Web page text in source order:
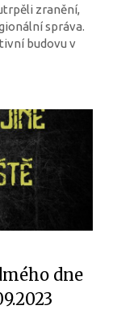
zranění,
správa.
budovu v
dne